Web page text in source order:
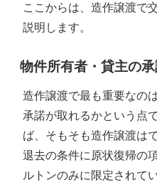
ここからは、造作譲渡で
説明します。
物件所有者・貸主の
造作譲渡で最も重要なの
承諾が取れるかという点
ば、そもそも造作譲渡は
退去の条件に原状復帰の
ルトンのみに限定されて